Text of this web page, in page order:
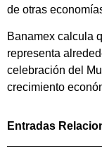
de otras
Banamex calcula
representa
celebración del
crecimiento
Entradas